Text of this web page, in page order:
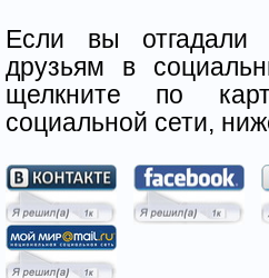
Если вы отгадали
друзьям в
щелкните по
социальной сети,